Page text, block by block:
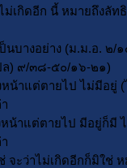
อีก นี้ หมายถึงลัทธิชื่
ป็นบางอย่าง (ม.ม.อ. ๒
) ๙/๓๘-๕๐/๑๖-๒๑)
ต่ตายไป ไม่มีอยู่ (ไ
ต่ตายไป มีอยู่ก็มี ไ
าไม่เกิดอีกก็มิใช่ ห